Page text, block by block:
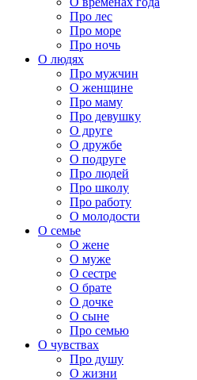
Про лес
Про море
Про ночь
О людях
Про мужчин
О женщине
Про маму
Про девушку
О друге
О дружбе
О подруге
Про людей
Про школу
Про работу
О молодости
О семье
О жене
О муже
О сестре
О брате
О дочке
О сыне
Про семью
О чувствах
Про душу
О жизни